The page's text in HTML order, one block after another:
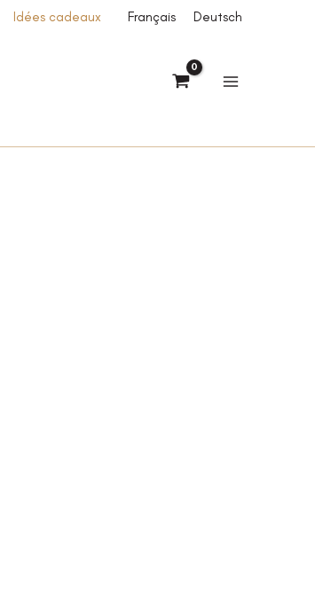
Idées cadeaux Français Deutsch